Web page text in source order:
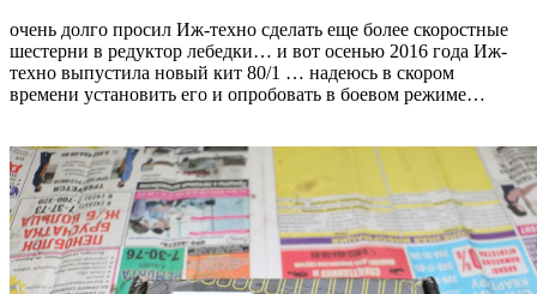
очень долго просил Иж-техно сделать еще более скоростные
шестерни в редуктор лебедки… и вот осенью 2016 года Иж-
техно выпустила новый кит 80/1 … надеюсь в скором
времени установить его и опробовать в боевом режиме…